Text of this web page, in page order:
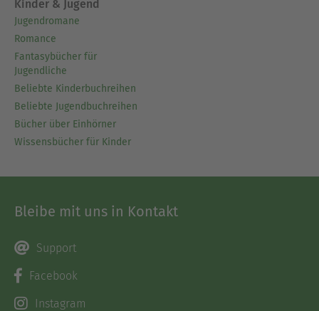
Kinder & Jugend
Jugendromane
Romance
Fantasybücher für
Jugendliche
Beliebte Kinderbuchreihen
Beliebte Jugendbuchreihen
Bücher über Einhörner
Wissensbücher für Kinder
Bleibe mit uns in Kontakt
Support
Facebook
Instagram